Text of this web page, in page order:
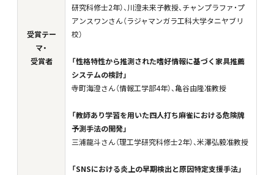
受賞テー
マ・
受賞者
研究科修士2年）、川澄未来子教授、チャンプラファ・プ
アンスワンさん（ラジャマンガラ工科大学タニヤブリ
校）
「性格特性から推測された嗜好情報に基づく家具推薦
システムの検討」
寺町海澄さん（情報工学部4年）、亀谷由隆准教授
「教師あり学習を用いた四人打ち麻雀における危険牌
予測手法の開発」
三浦龍斗さん（理工学研究科修士2年）、米澤弘毅准教授
「SNSにおける炎上の早期検出と原因特定支援手法」